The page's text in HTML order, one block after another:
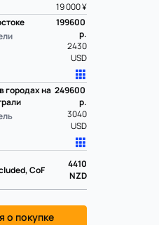
19 000 ¥
199600
р.
2430
USD
городах на 249600
р.
3040
USD
CoF
4410
NZD
о покупке